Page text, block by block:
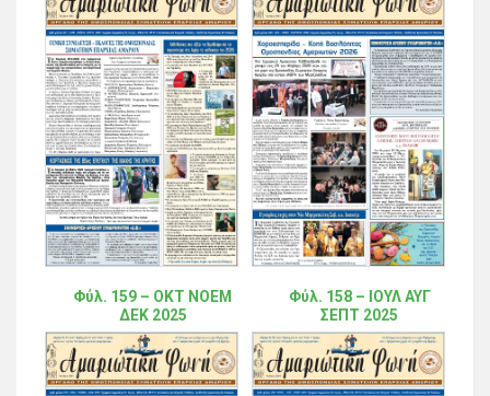
Φύλ. 159 – ΟΚΤ ΝΟΕΜ
ΔΕΚ 2025
Φύλ. 158 – ΙΟΥΛ ΑΥΓ
ΣΕΠΤ 2025